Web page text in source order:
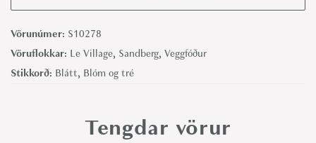
h
e
r
M
Vörunúmer: S10278
Vöruflokkar: Le Village, Sandberg, Veggfóður
Stikkorð: Blátt, Blóm og tré
Tengdar vörur